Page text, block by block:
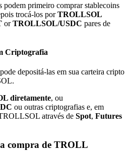
receber recompensas em dinheiro
podem primeiro comprar stablecoins
trocá-los porTROLLSOL
orTROLLSOL/USDC pares de
Criptografia
depositá-las em sua carteira cripto
diretamente, ou
ou outras criptografias e, em
através de Spot, Futures
compra de TROLL